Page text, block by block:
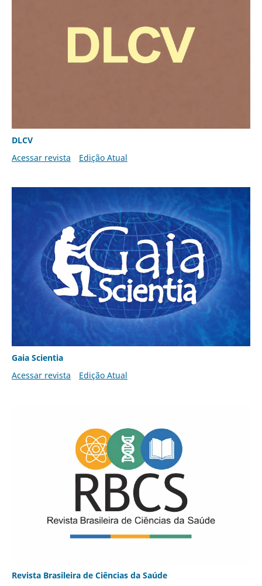
DLCV
Acessar revista
Edição Atual
Gaia Scientia
Acessar revista
Edição Atual
Revista Brasileira de Ciências da Saúde